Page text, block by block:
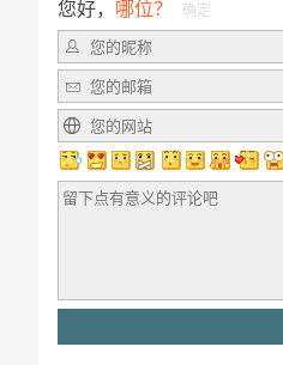
您好， 哪位？ 确定